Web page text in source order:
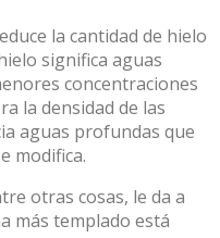
la cantidad de hielo
significa aguas
concentraciones
la densidad de las
aguas profundas que
modifica.
otras cosas, le da a
más templado está